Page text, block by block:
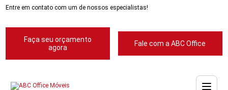
Entre em contato com um de nossos especialistas!
Faça seu orçamento
agora
Fale com a ABC Office